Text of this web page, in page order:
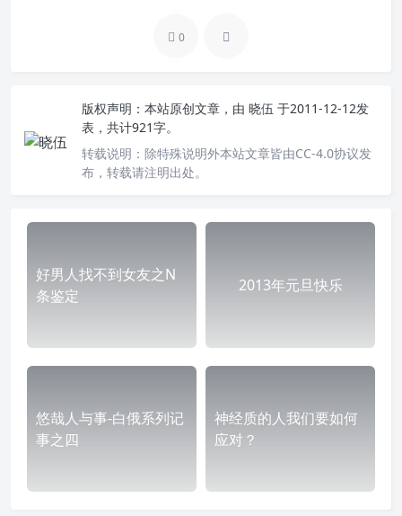
0
版权声明： 本站原创文章，由 晓伍 于2011-12-12发
表，共计921字。
转载说明： 除特殊说明外本站文章皆由CC-4.0协议发
布，转载请注明出处。
好男人找不到女友之N
条鉴定
2013年元旦快乐
悠哉人与事-白俄系列记
事之四
神经质的人我们要如何
应对？